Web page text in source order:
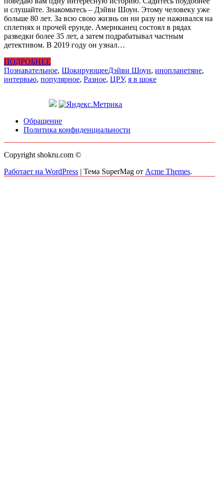
и слушайте. Знакомьтесь – Дэйви Шоун. Этому человеку уже
больше 80 лет. За всю свою жизнь он ни разу не наживался на
сплетнях и прочей ерунде. Американец состоял в рядах
разведки более 35 лет, а затем подрабатывал частным
детективом. В 2019 году он узнал…
ПОДРОБНЕЕ
Познавательное, ШокирующееДэйви Шоун, инопланетяне,
интервью, популярное, Разное, ЦРУ, я в шоке
Обращение
Политика конфиденциальности
Copyright shokru.com ©
Работает на WordPress | Тема SuperMag от Acme Themes.